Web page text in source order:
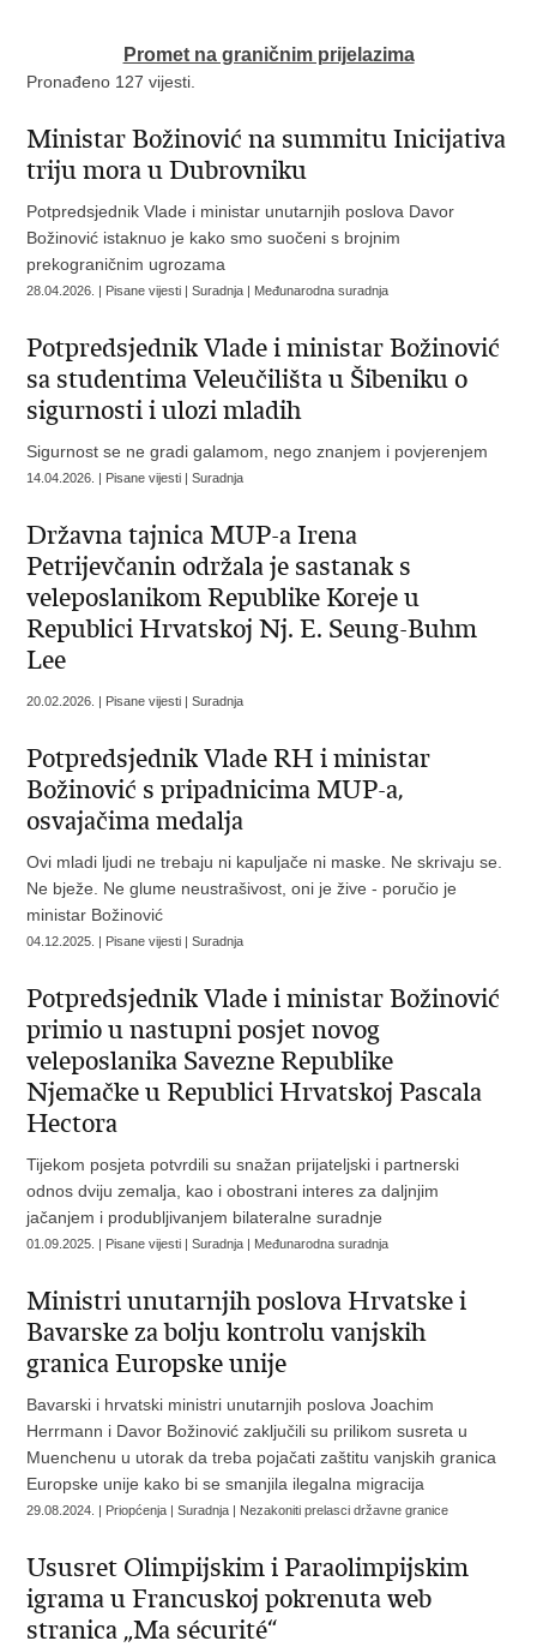
Promet na graničnim prijelazima
Pronađeno 127 vijesti.
Ministar Božinović na summitu Inicijativa
triju mora u Dubrovniku
Potpredsjednik Vlade i ministar unutarnjih poslova Davor
Božinović istaknuo je kako smo suočeni s brojnim
prekograničnim ugrozama
28.04.2026. | Pisane vijesti | Suradnja | Međunarodna suradnja
Potpredsjednik Vlade i ministar Božinović
sa studentima Veleučilišta u Šibeniku o
sigurnosti i ulozi mladih
Sigurnost se ne gradi galamom, nego znanjem i povjerenjem
14.04.2026. | Pisane vijesti | Suradnja
Državna tajnica MUP-a Irena
Petrijevčanin održala je sastanak s
veleposlanikom Republike Koreje u
Republici Hrvatskoj Nj. E. Seung-Buhm
Lee
20.02.2026. | Pisane vijesti | Suradnja
Potpredsjednik Vlade RH i ministar
Božinović s pripadnicima MUP-a,
osvajačima medalja
Ovi mladi ljudi ne trebaju ni kapuljače ni maske. Ne skrivaju se.
Ne bježe. Ne glume neustrašivost, oni je žive - poručio je
ministar Božinović
04.12.2025. | Pisane vijesti | Suradnja
Potpredsjednik Vlade i ministar Božinović
primio u nastupni posjet novog
veleposlanika Savezne Republike
Njemačke u Republici Hrvatskoj Pascala
Hectora
Tijekom posjeta potvrdili su snažan prijateljski i partnerski
odnos dviju zemalja, kao i obostrani interes za daljnjim
jačanjem i produbljivanjem bilateralne suradnje
01.09.2025. | Pisane vijesti | Suradnja | Međunarodna suradnja
Ministri unutarnjih poslova Hrvatske i
Bavarske za bolju kontrolu vanjskih
granica Europske unije
Bavarski i hrvatski ministri unutarnjih poslova Joachim
Herrmann i Davor Božinović zaključili su prilikom susreta u
Muenchenu u utorak da treba pojačati zaštitu vanjskih granica
Europske unije kako bi se smanjila ilegalna migracija
29.08.2024. | Priopćenja | Suradnja | Nezakoniti prelasci državne granice
Ususret Olimpijskim i Paraolimpijskim
igrama u Francuskoj pokrenuta web
stranica „Ma sécurité“